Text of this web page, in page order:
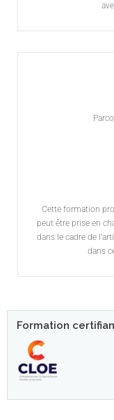
Cette formation
peut être prise en
dans le cadre de
dans
Formation